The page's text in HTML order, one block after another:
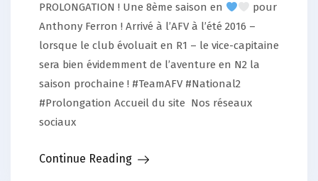
PROLONGATION ! Une 8ème saison en
pour
Anthony Ferron ! Arrivé à l’AFV à l’été 2016 –
lorsque le club évoluait en R1 – le vice-capitaine
sera bien évidemment de l’aventure en N2 la
saison prochaine ! #TeamAFV #National2
#Prolongation Accueil du site Nos réseaux
sociaux
Continue Reading